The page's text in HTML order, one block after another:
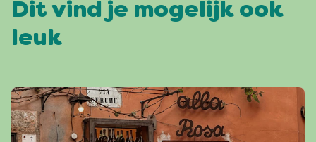
Dit vind je mogelijk ook
leuk